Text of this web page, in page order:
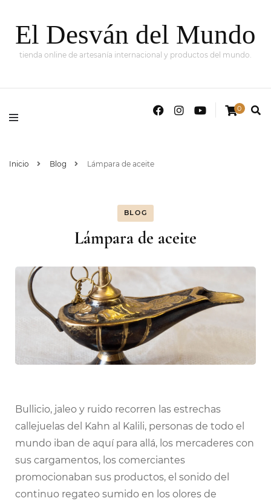
El Desván del Mundo
tienda online de artesanía internacional y productos del mundo.
0
Inicio Blog Lámpara de aceite
BLOG
Lámpara de aceite
Bullicio, jaleo y ruido recorren las estrechas
callejuelas del Kahn al Kalili, personas de todo el
mundo iban de aquí para allá, los mercaderes con
sus cargamentos, los comerciantes
promocionaban sus productos, el sonido del
continuo regateo sumido en los olores de